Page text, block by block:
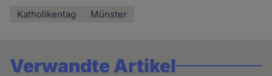
Katholikentag Münster
Verwandte Artikel